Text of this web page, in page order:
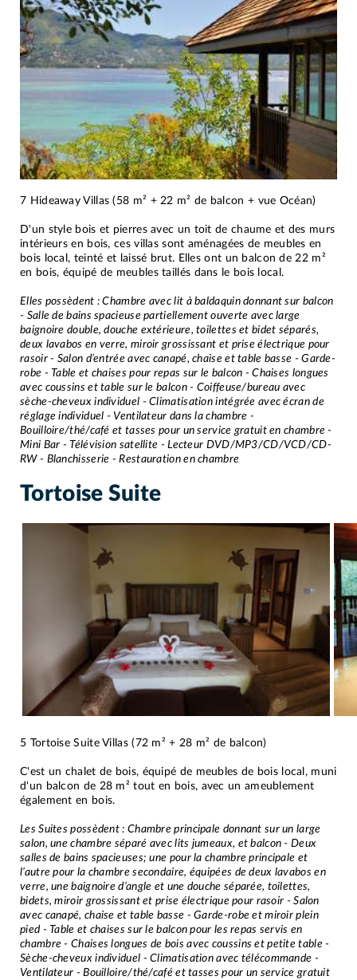
7 Hideaway Villas (58 m² + 22 m² de balcon + vue Océan)
D'un style bois et pierres avec un toit de chaume et des murs
intérieurs en bois, ces villas sont aménagées de meubles en
bois local, teinté et laissé brut. Elles ont un balcon de 22 m²
en bois, équipé de meubles taillés dans le bois local.
Elles possèdent : Chambre avec lit à baldaquin donnant sur balcon
- Salle de bains spacieuse partiellement ouverte avec large
baignoire double, douche extérieure, toilettes et bidet séparés,
deux lavabos en verre, miroir grossissant et prise électrique pour
rasoir - Salon d’entrée avec canapé, chaise et table basse - Garde-
robe - Table et chaises pour repas sur le balcon - Chaises longues
avec coussins et table sur le balcon - Coiffeuse/bureau avec
sèche-cheveux individuel - Climatisation intégrée avec écran de
réglage individuel - Ventilateur dans la chambre -
Bouilloire/thé/café et tasses pour un service gratuit en chambre -
Mini Bar - Télévision satellite - Lecteur DVD/MP3/CD/VCD/CD-
RW - Blanchisserie - Restauration en chambre
Tortoise Suite
5 Tortoise Suite Villas (72 m² + 28 m² de balcon)
C'est un chalet de bois, équipé de meubles de bois local, muni
d'un balcon de 28 m² tout en bois, avec un ameublement
également en bois.
Les Suites possèdent : Chambre principale donnant sur un large
salon, une chambre séparé avec lits jumeaux, et balcon - Deux
salles de bains spacieuses; une pour la chambre principale et
l’autre pour la chambre secondaire, équipées de deux lavabos en
verre, une baignoire d’angle et une douche séparée, toilettes,
bidets, miroir grossissant et prise électrique pour rasoir - Salon
avec canapé, chaise et table basse - Garde-robe et miroir plein
pied - Table et chaises sur le balcon pour les repas servis en
chambre - Chaises longues de bois avec coussins et petite table -
Sèche-cheveux individuel - Climatisation avec télécommande -
Ventilateur - Bouilloire/thé/café et tasses pour un service gratuit